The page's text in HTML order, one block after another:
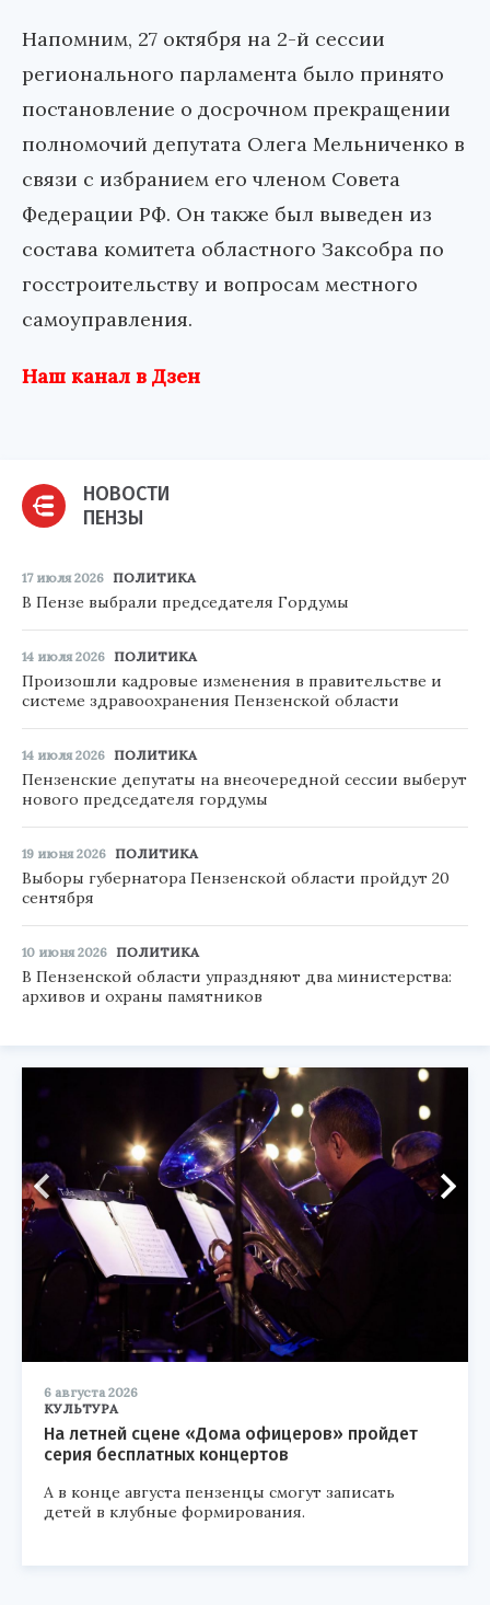
Напомним, 27 октября на 2-й сессии
регионального парламента было принято
постановление о досрочном прекращении
полномочий депутата Олега Мельниченко в
связи с избранием его членом Совета
Федерации РФ. Он также был выведен из
состава комитета областного Заксобра по
госстроительству и вопросам местного
самоуправления.
Наш канал в Дзен
НОВОСТИ
ПЕНЗЫ
17 июля 2026 ПОЛИТИКА
В Пензе выбрали председателя Гордумы
14 июля 2026 ПОЛИТИКА
Произошли кадровые изменения в правительстве и
системе здравоохранения Пензенской области
14 июля 2026 ПОЛИТИКА
Пензенские депутаты на внеочередной сессии выберут
нового председателя гордумы
19 июня 2026 ПОЛИТИКА
Выборы губернатора Пензенской области пройдут 20
сентября
10 июня 2026 ПОЛИТИКА
В Пензенской области упраздняют два министерства:
архивов и охраны памятников
6 августа 2026
КУЛЬТУРА
На летней сцене «Дома офицеров» пройдет
серия бесплатных концертов
А в конце августа пензенцы смогут записать
детей в клубные формирования.